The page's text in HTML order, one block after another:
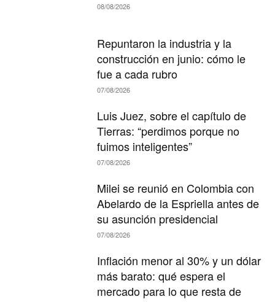
08/08/2026
Repuntaron la industria y la
construcción en junio: cómo le
fue a cada rubro
07/08/2026
Luis Juez, sobre el capítulo de
Tierras: “perdimos porque no
fuimos inteligentes”
07/08/2026
Milei se reunió en Colombia con
Abelardo de la Espriella antes de
su asunción presidencial
07/08/2026
Inflación menor al 30% y un dólar
más barato: qué espera el
mercado para lo que resta de